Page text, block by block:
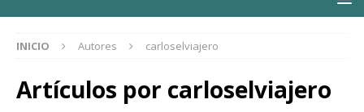
INICIO Autores carloselviajero
Artículos por carloselviajero